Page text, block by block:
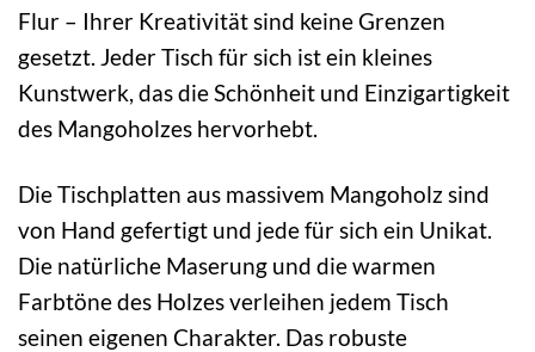
Flur – Ihrer Kreativität sind keine Grenzen
gesetzt. Jeder Tisch für sich ist ein kleines
Kunstwerk, das die Schönheit und Einzigartigkeit
des Mangoholzes hervorhebt.
Die Tischplatten aus massivem Mangoholz sind
von Hand gefertigt und jede für sich ein Unikat.
Die natürliche Maserung und die warmen
Farbtöne des Holzes verleihen jedem Tisch
seinen eigenen Charakter. Das robuste